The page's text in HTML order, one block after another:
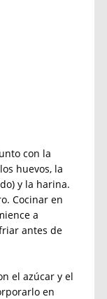
con la
huevos, la
y la harina.
Cocinar en
a
antes de
el azúcar y el
en